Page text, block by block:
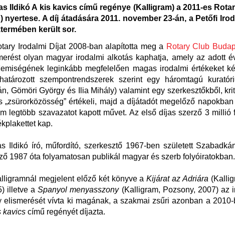
Ildikó A kis kavics című regénye (Kalligram) a 2011-es
nyertese. A díj átadására 2011. november 23-án, a Petőfi
került sor.
Irodalmi Díjat 2008-ban alapította meg a Rotary Club
olyan magyar irodalmi alkotás kaphatja, amely az adott
leginkább megfelelően magas irodalmi értékeket
szempontrendszerek szerint egy háromtagú
Gömöri György és Ilia Mihály) valamint egy szerkesztőkből,
„zsürorközösség” értékeli, majd a díjátadót megelőző
legtöbb szavazatot kapott művet. Az első díjas szerző 3 millió
kap.
Ildikó író, műfordító, szerkesztő 1967-ben született
1987 óta folyamatosan publikál magyar és szerb folyóiratokban.
megjelent előző két könyve aKijárat az Adriára
illetve aSpanyol menyasszony(Kalligram, Pozsony, 2007) az
elismerését vívta ki magának, a szakmai zsűri azonban a
kavicscímű regényét díjazta.